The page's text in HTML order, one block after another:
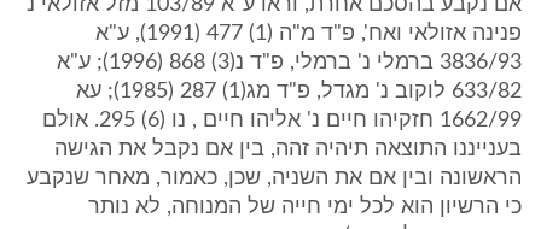
אם נקבע בהסכם אחרת, וראו ע"א 103/89 מזל אזולאי נ'
פנינה אזולאי ואח', פ"ד מ"ה (1) 477 (1991), ע"א
3836/93 ברמלי נ' ברמלי, פ"ד נ(3) 868 (1996); ע"א
633/82 לוקוב נ' מגדל, פ"ד מג(1) 287 (1985); עא
1662/99 חזקיהו חיים נ' אליהו חיים , נו (6) 295. אולם
בענייננו התוצאה תיהיה זהה, בין אם נקבל את הגישה
הראשונה ובין אם את השניה, שכן, כאמור, מאחר שנקבע
כי הרשיון הוא לכל ימי חייה של המנוחה, לא נותר